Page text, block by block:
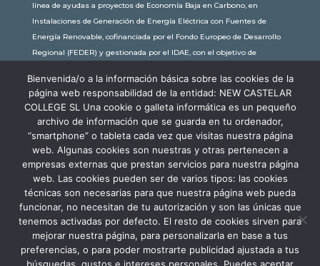
línea de ayudas a proyectos de Economía Baja en Carbono, en
Instalaciones de Generación de Energía Eléctrica con Fuentes de
Energía Renovable, cofinanciada por el Fondo Europeo de Desarrollo
Regional (FEDER) y gestionada por el IDAE, con el objetivo de
subvención de 30.245,63€. Con una potencia instalada de 60kW, la
comunidad educativa de New Castelar ahorra al planeta 34,79
toneladas de CO2 al año, lo que equivale a recorrer 116.677 km en coche
o plantar 116 árboles al año.
Bienvenida/o a la información básica sobre las cookies de la
página web responsabilidad de la entidad: NEW CASTELAR
COLLEGE SL Una cookie o galleta informática es un pequeño
archivo de información que se guarda en tu ordenador,
“smartphone” o tableta cada vez que visitas nuestra página
web. Algunas cookies son nuestras y otras pertenecen a
empresas externas que prestan servicios para nuestra página
web. Las cookies pueden ser de varios tipos: las cookies
técnicas son necesarias para que nuestra página web pueda
funcionar, no necesitan de tu autorización y son las únicas que
tenemos activadas por defecto. El resto de cookies sirven para
mejorar nuestra página, para personalizarla en base a tus
preferencias, o para poder mostrarte publicidad ajustada a tus